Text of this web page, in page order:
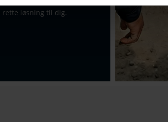
rette løsning til dig.